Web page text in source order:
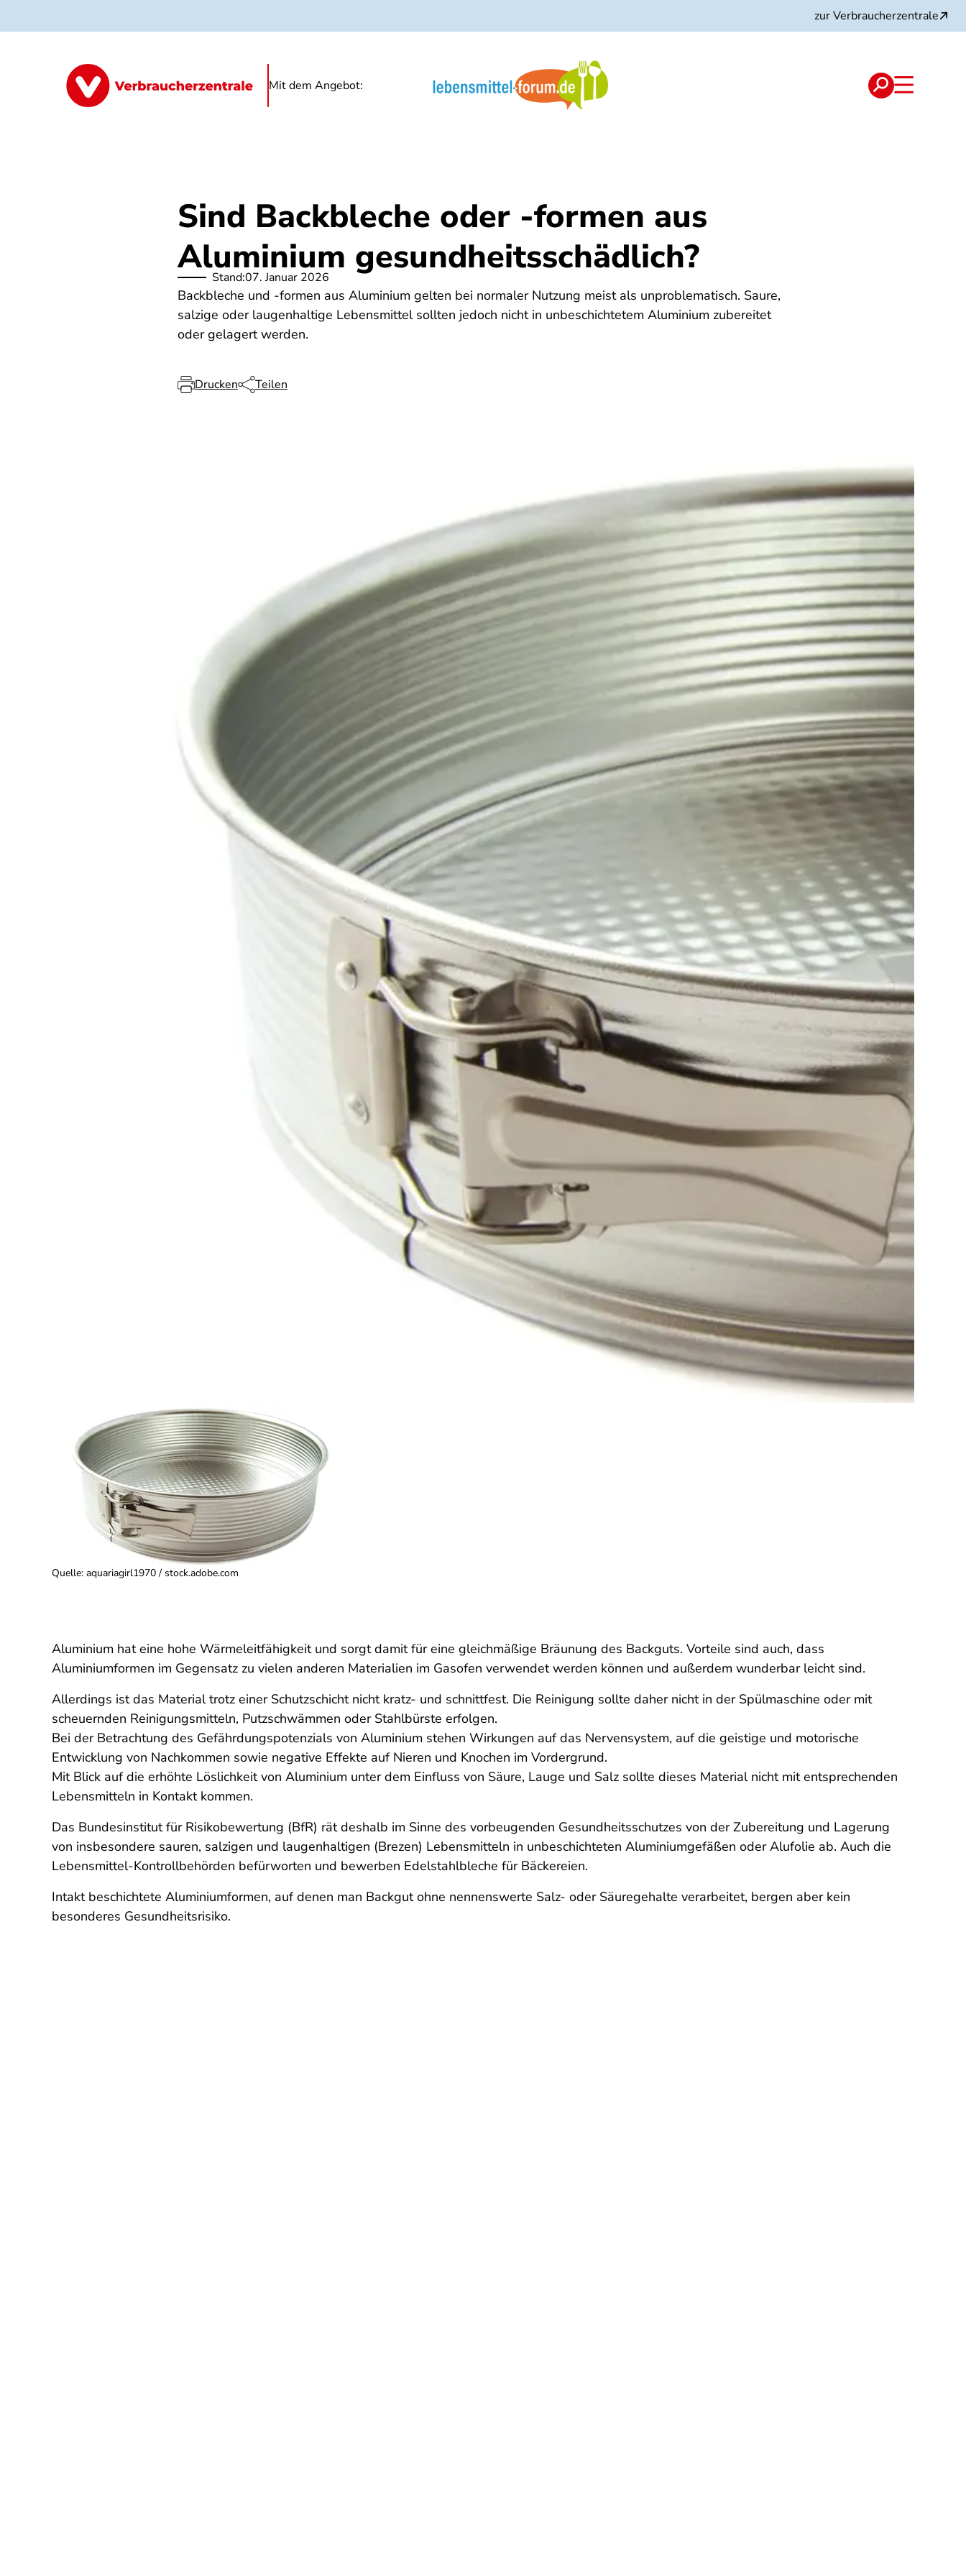
zur Verbraucherzentrale
Mit dem Angebot:
Sind Backbleche oder -formen aus
Aluminium gesundheitsschädlich?
Stand:07. Januar 2026
Backbleche und -formen aus Aluminium gelten bei normaler Nutzung meist als unproblematisch. Saure,
salzige oder laugenhaltige Lebensmittel sollten jedoch nicht in unbeschichtetem Aluminium zubereitet
oder gelagert werden.
Drucken Teilen
Quelle: aquariagirl1970 / stock.adobe.com
Aluminium hat eine hohe Wärmeleitfähigkeit und sorgt damit für eine gleichmäßige Bräunung des Backguts. Vorteile sind auch, dass
Aluminiumformen im Gegensatz zu vielen anderen Materialien im Gasofen verwendet werden können und außerdem wunderbar leicht sind.
Allerdings ist das Material trotz einer Schutzschicht nicht kratz- und schnittfest. Die Reinigung sollte daher nicht in der Spülmaschine oder mit
scheuernden Reinigungsmitteln, Putzschwämmen oder Stahlbürste erfolgen.
Bei der Betrachtung des Gefährdungspotenzials von Aluminium stehen Wirkungen auf das Nervensystem, auf die geistige und motorische
Entwicklung von Nachkommen sowie negative Effekte auf Nieren und Knochen im Vordergrund.
Mit Blick auf die erhöhte Löslichkeit von Aluminium unter dem Einfluss von Säure, Lauge und Salz sollte dieses Material nicht mit entsprechenden
Lebensmitteln in Kontakt kommen.
Das Bundesinstitut für Risikobewertung (BfR) rät deshalb im Sinne des vorbeugenden Gesundheitsschutzes von der Zubereitung und Lagerung
von insbesondere sauren, salzigen und laugenhaltigen (Brezen) Lebensmitteln in unbeschichteten Aluminiumgefäßen oder Alufolie ab. Auch die
Lebensmittel-Kontrollbehörden befürworten und bewerben Edelstahlbleche für Bäckereien.
Intakt beschichtete Aluminiumformen, auf denen man Backgut ohne nennenswerte Salz- oder Säuregehalte verarbeitet, bergen aber kein
besonderes Gesundheitsrisiko.